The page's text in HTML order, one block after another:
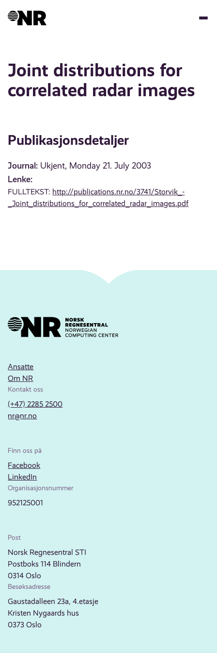
Joint distributions for
correlated radar images
Publikasjonsdetaljer
Journal: Ukjent, Monday 21. July 2003
Lenke:
FULLTEKST: http://publications.nr.no/3741/Storvik_-
_Joint_distributions_for_correlated_radar_images.pdf
Ansatte
Om NR
Kontakt oss
(+47) 2285 2500
nr@nr.no
Finn oss på
Facebook
LinkedIn
Organisasjonsnummer
952125001
Post
Norsk Regnesentral STI
Postboks 114 Blindern
0314 Oslo
Besøksadresse
Gaustadalleen 23a, 4.etasje
Kristen Nygaards hus
0373 Oslo